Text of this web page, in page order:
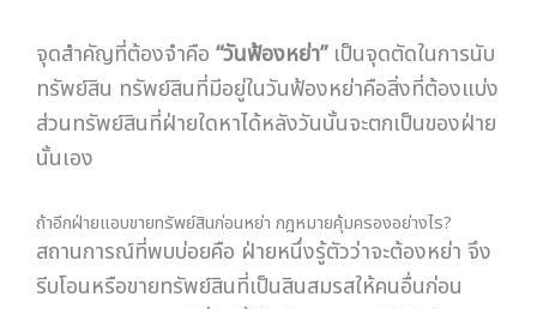
จุดสำคัญที่ต้องจำคือ “วันฟ้องหย่า”เป็นจุดตัดในการนับ
ทรัพย์สิน ทรัพย์สินที่มีอยู่ในวันฟ้องหย่าคือสิ่งที่ต้องแบ่ง
ส่วนทรัพย์สินที่ฝ่ายใดหาได้หลังวันนั้นจะตกเป็นของฝ่าย
นั้นเอง
ถ้าอีกฝ่ายแอบขายทรัพย์สินก่อนหย่า กฎหมายคุ้มครองอย่างไร?
สถานการณ์ที่พบบ่อยคือ ฝ่ายหนึ่งรู้ตัวว่าจะต้องหย่า จึง
รีบโอนหรือขายทรัพย์สินที่เป็นสินสมรสให้คนอื่นก่อน